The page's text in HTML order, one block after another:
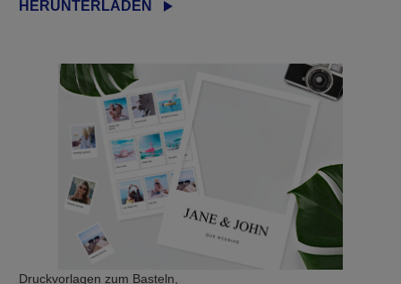
HERUNTERLADEN
Druckvorlagen zum Basteln,